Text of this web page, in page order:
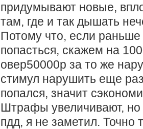
придумывают новые,
там, где и так дышать
Потому что, если
попасться, скажем на
овер50000р за то же
стимул нарушить еще
попался, значит
Штрафы увеличивают, но
пдд, я не заметил. Точно